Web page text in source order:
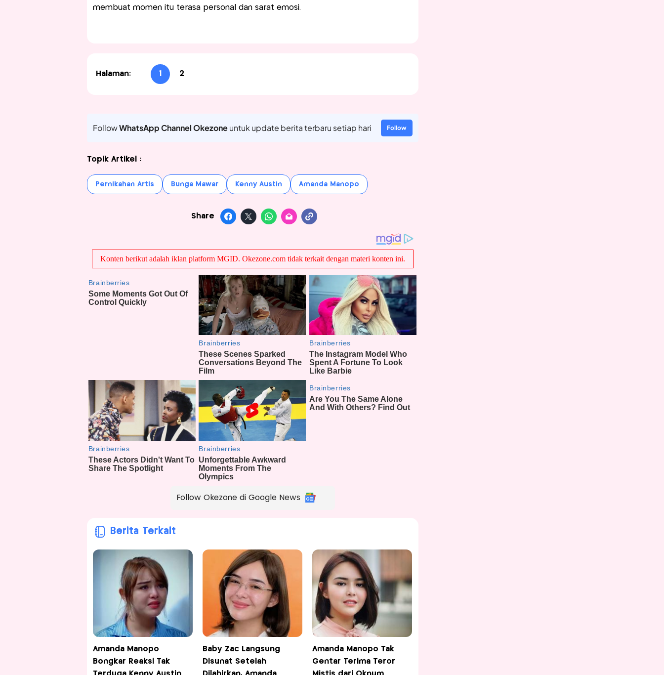
membuat momen itu terasa personal dan sarat emosi.
Halaman: 1 2
FollowWhatsApp Channel Okezoneuntuk update berita terbaru setiap hari Follow
Topik Artikel :
Pernikahan Artis Bunga Mawar Kenny Austin Amanda Manopo
Share
Follow Okezone di Google News
Berita Terkait
Amanda Manopo
Bongkar Reaksi Tak
Baby Zac Langsung
Disunat Setelah
Amanda Manopo Tak
Gentar Terima Teror